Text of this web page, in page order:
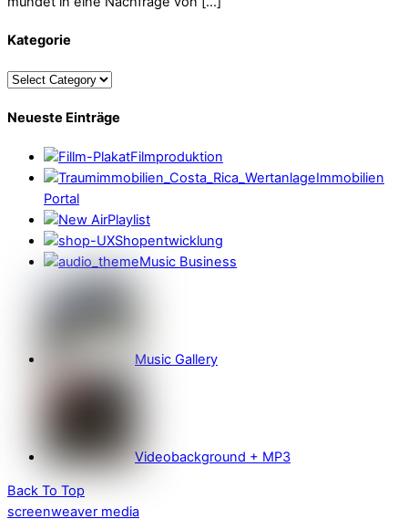
Kategorie
Neueste Einträge
Filmproduktion
Immobilien
Portal
Playlist
Shopentwicklung
Music Business
Music Gallery
Videobackground + MP3
Back To Top
screenweaver media